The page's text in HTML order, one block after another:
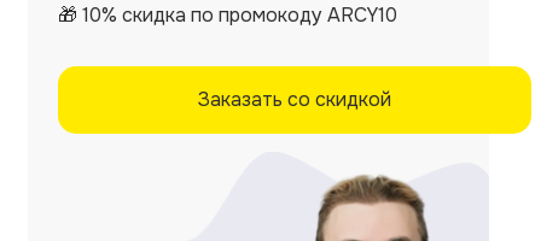
🎁 10% скидка по промокоду ARCY10
Заказать со скидкой